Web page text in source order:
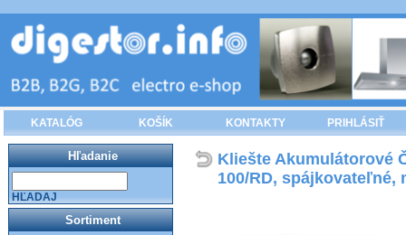
KATALÓG KOŠÍK KONTAKTY PRIHLÁSIŤ
Kliešte Akumulátorové
100/RD, spájkovateľné,
Hľadanie
HĽADAJ
Sortiment